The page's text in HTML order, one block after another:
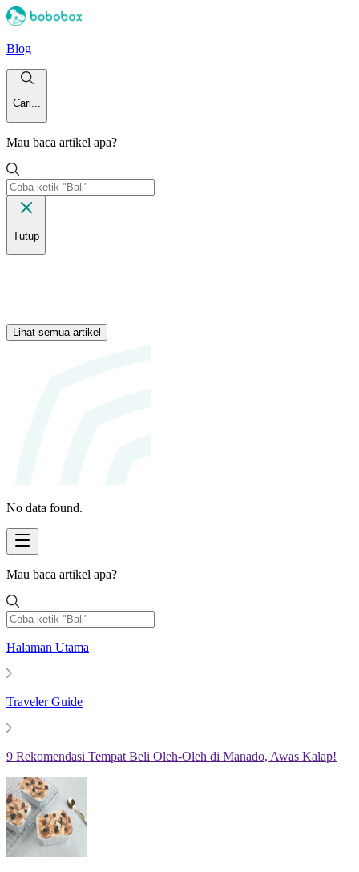
Blog
Cari...
Mau baca artikel apa?
Tutup
Lihat semua artikel
No data found.
Mau baca artikel apa?
Halaman Utama
Traveler Guide
9 Rekomendasi Tempat Beli Oleh-Oleh di Manado, Awas Kalap!